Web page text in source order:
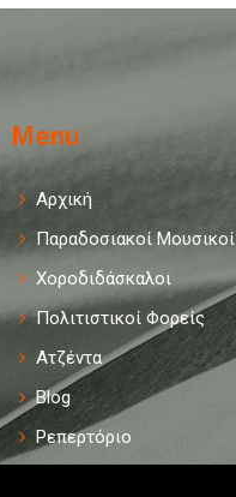
Menu
Αρχική
Παραδοσιακοί Μουσικοί
Χοροδιδάσκαλοι
Πολιτιστικοί Φορείς
Ατζέντα
Blog
Ρεπερτόριο